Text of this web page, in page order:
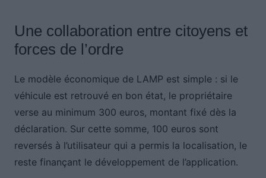
Une collaboration entre citoyens et
forces de l’ordre
Le modèle économique de LAMP est simple : si le
véhicule est retrouvé en bon état, le propriétaire
verse au minimum 300 euros, montant fixé dès la
déclaration. Sur cette somme, 100 euros sont
reversés à l’utilisateur qui a permis la localisation, le
reste finançant le développement de l’application.